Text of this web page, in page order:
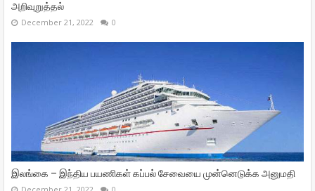
அறிவுறுத்தல்
December 21, 2022 0
இலங்கை – இந்திய பயணிகள் கப்பல் சேவையை முன்னெடுக்க அனுமதி